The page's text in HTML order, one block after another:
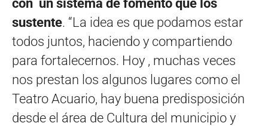
con un sistema de fomento que los
sustente. “La idea es que podamos estar
todos juntos, haciendo y compartiendo
para fortalecernos. Hoy , muchas veces
nos prestan los algunos lugares como el
Teatro Acuario, hay buena predisposición
desde el área de Cultura del municipio y